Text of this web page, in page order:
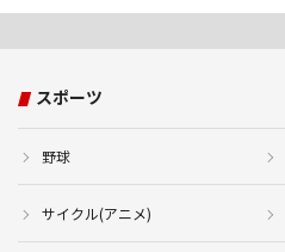
スポーツ
野球
サイクル(アニメ)